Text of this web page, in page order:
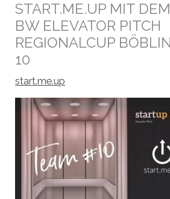
START.ME.UP MIT
BW ELEVATOR PITCH
REGIONALCUP
10
start.me.up